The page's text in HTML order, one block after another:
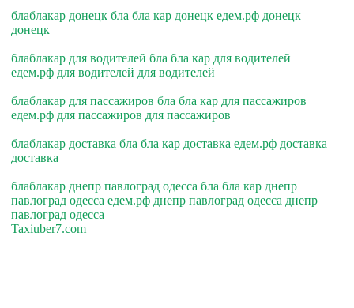
блаблакар донецк бла бла кар донецк едем.рф донецк
донецк
блаблакар для водителей бла бла кар для водителей
едем.рф для водителей для водителей
блаблакар для пассажиров бла бла кар для пассажиров
едем.рф для пассажиров для пассажиров
блаблакар доставка бла бла кар доставка едем.рф доставка
доставка
блаблакар днепр павлоград одесса бла бла кар днепр
павлоград одесса едем.рф днепр павлоград одесса днепр
павлоград одесса
Taxiuber7.com